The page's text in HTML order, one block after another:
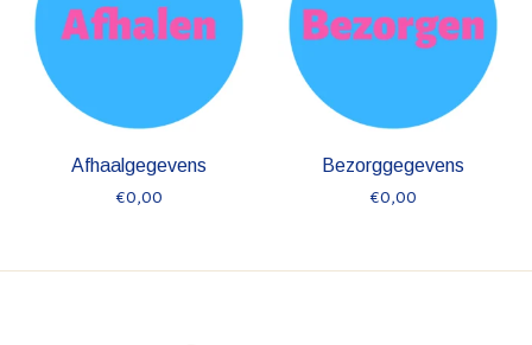
Afhaalgegevens
€0,00
Bezorggegevens
€0,00